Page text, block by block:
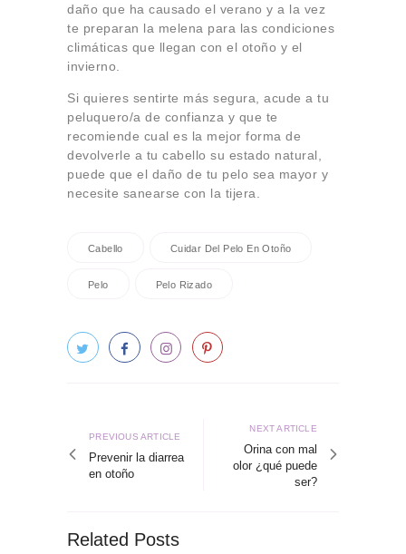
daño que ha causado el verano y a la vez
te preparan la melena para las condiciones
climáticas que llegan con el otoño y el
invierno.
Si quieres sentirte más segura, acude a tu
peluquero/a de confianza y que te
recomiende cual es la mejor forma de
devolverle a tu cabello su estado natural,
puede que el daño de tu pelo sea mayor y
necesite sanearse con la tijera.
Cabello Cuidar Del Pelo En Otoño
Pelo Pelo Rizado
entradas
Previous
article
PREVIOUS ARTICLE
Prevenir la diarrea
en otoño
Next
article
NEXT ARTICLE
Orina con mal
olor ¿qué puede
ser?
Related Posts